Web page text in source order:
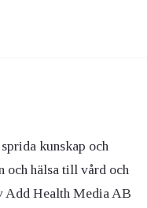
kunskap och
och hälsa till vård och
Add Health Media AB